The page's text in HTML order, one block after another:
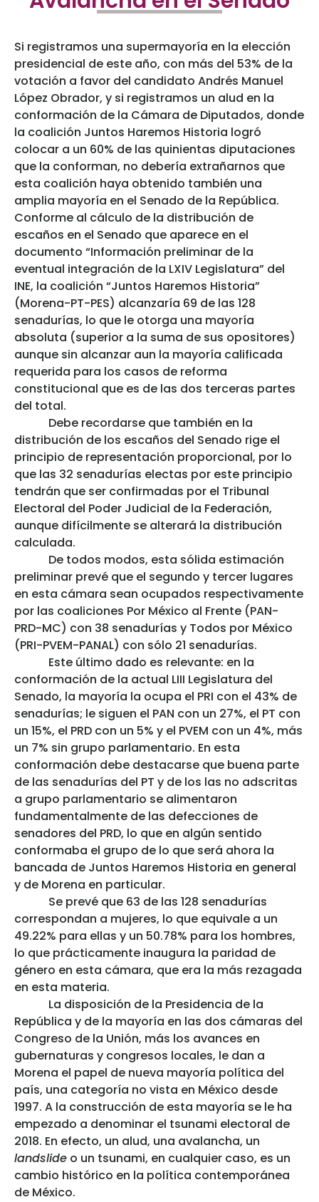
Si registramos una supermayoría en la elección
presidencial de este año, con más del 53% de la
votación a favor del candidato Andrés Manuel
López Obrador, y si registramos un alud en la
conformación de la Cámara de Diputados, donde
la coalición Juntos Haremos Historia logró
colocar a un 60% de las quinientas diputaciones
que la conforman, no debería extrañarnos que
esta coalición haya obtenido también una
amplia mayoría en el Senado de la República.
Conforme al cálculo de la distribución de
escaños en el Senado que aparece en el
documento “Información preliminar de la
eventual integración de la LXIV Legislatura” del
INE, la coalición “Juntos Haremos Historia”
(Morena-PT-PES) alcanzaría 69 de las 128
senadurías, lo que le otorga una mayoría
absoluta (superior a la suma de sus opositores)
aunque sin alcanzar aun la mayoría calificada
requerida para los casos de reforma
constitucional que es de las dos terceras partes
del total.
Debe recordarse que también en la
distribución de los escaños del Senado rige el
principio de representación proporcional, por lo
que las 32 senadurías electas por este principio
tendrán que ser confirmadas por el Tribunal
Electoral del Poder Judicial de la Federación,
aunque difícilmente se alterará la distribución
calculada.
De todos modos, esta sólida estimación
preliminar prevé que el segundo y tercer lugares
en esta cámara sean ocupados respectivamente
por las coaliciones Por México al Frente (PAN-
PRD-MC) con 38 senadurías y Todos por México
(PRI-PVEM-PANAL) con sólo 21 senadurías.
Este último dado es relevante: en la
conformación de la actual LIII Legislatura del
Senado, la mayoría la ocupa el PRI con el 43% de
senadurías; le siguen el PAN con un 27%, el PT con
un 15%, el PRD con un 5% y el PVEM con un 4%, más
un 7% sin grupo parlamentario. En esta
conformación debe destacarse que buena parte
de las senadurías del PT y de los las no adscritas
a grupo parlamentario se alimentaron
fundamentalmente de las defecciones de
senadores del PRD, lo que en algún sentido
conformaba el grupo de lo que será ahora la
bancada de Juntos Haremos Historia en general
y de Morena en particular.
Se prevé que 63 de las 128 senadurías
correspondan a mujeres, lo que equivale a un
49.22% para ellas y un 50.78% para los hombres,
lo que prácticamente inaugura la paridad de
género en esta cámara, que era la más rezagada
en esta materia.
La disposición de la Presidencia de la
República y de la mayoría en las dos cámaras del
Congreso de la Unión, más los avances en
gubernaturas y congresos locales, le dan a
Morena el papel de nueva mayoría política del
país, una categoría no vista en México desde
1997. A la construcción de esta mayoría se le ha
empezado a denominar el tsunami electoral de
2018. En efecto, un alud, una avalancha, un
landslide o un tsunami, en cualquier caso, es un
cambio histórico en la política contemporánea
de México.